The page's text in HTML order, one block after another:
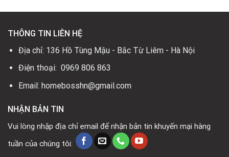
THÔNG TIN LIÊN HỆ
Địa chỉ: 136 Hồ Tùng Mậu - Bắc Từ Liêm - Hà Nội
Điện thoại: 0969 806 863
Email: homebosshn@gmail.com
NHẬN BẢN TIN
Vui lòng nhập địa chỉ email để nhận bản tin khuyến mại hàng
tuần của chúng tôi: